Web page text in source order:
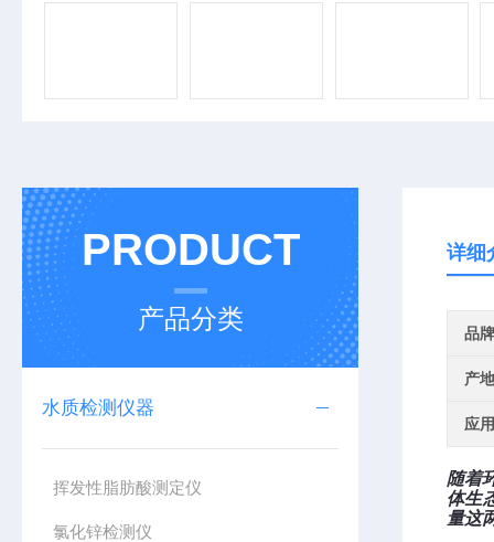
PRODUCT
产品分类
水质检测仪器
挥发性脂肪酸测定仪
氯化锌检测仪
详细
品牌
产
应
随着
体生
量这